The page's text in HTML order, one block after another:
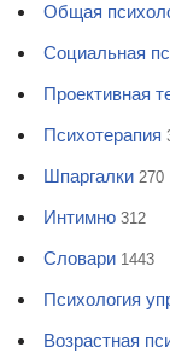
Общая
Социальная
Проективная
Психотерапия
Шпаргалки 270
Интимно 312
Словари 1443
Психология
Возрастная